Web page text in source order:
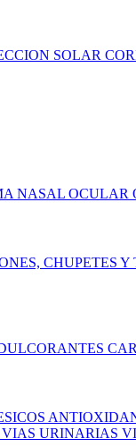
SOLAR
NASAL OCULAR
CHUPETES Y
VIAS URINARIAS